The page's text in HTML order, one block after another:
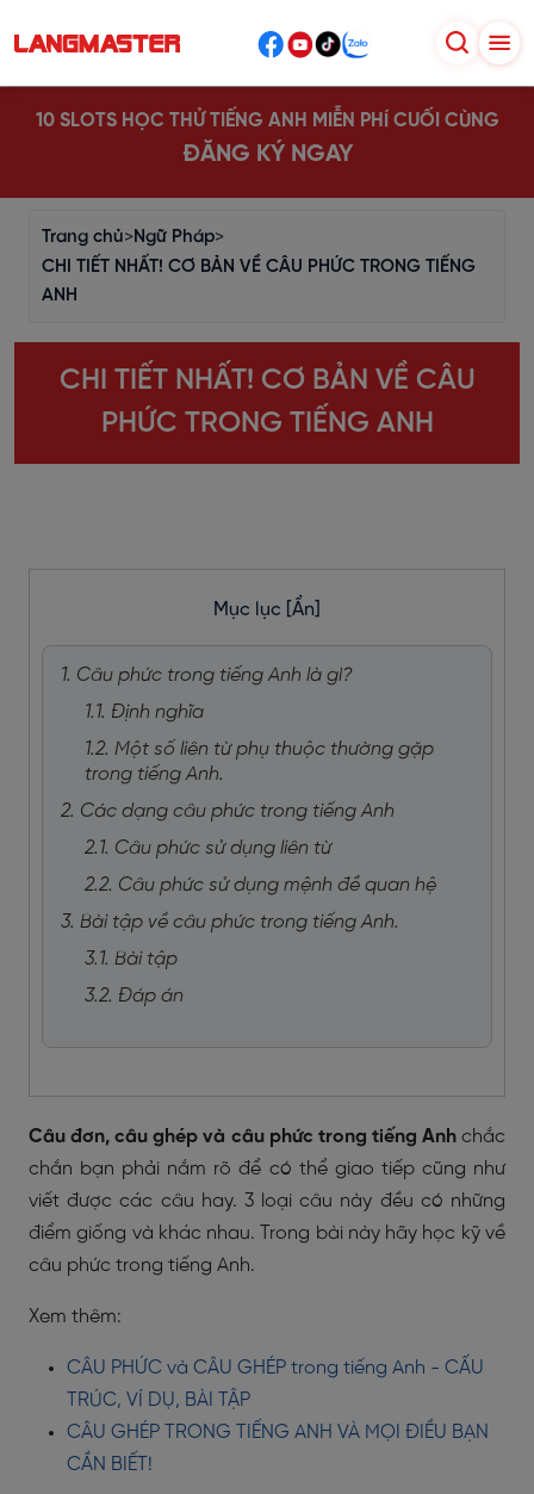
10 SLOTS HỌC THỬ TIẾNG ANH MIỄN PHÍ CUỐI CÙNG
ĐĂNG KÝ NGAY
Trang chủ>Ngữ Pháp>
CHI TIẾT NHẤT! CƠ BẢN VỀ CÂU PHỨC TRONG TIẾNG
ANH
CHI TIẾT NHẤT! CƠ BẢN VỀ CÂU
PHỨC TRONG TIẾNG ANH
Mục lục [Ẩn]
1. Câu phức trong tiếng Anh là gì?
1.1. Định nghĩa
1.2. Một số liên từ phụ thuộc thường gặp
trong tiếng Anh.
2. Các dạng câu phức trong tiếng Anh
2.1. Câu phức sử dụng liên từ
2.2. Câu phức sử dụng mệnh đề quan hệ
3. Bài tập về câu phức trong tiếng Anh.
3.1. Bài tập
3.2. Đáp án
Câu đơn, câu ghép và câu phức trong tiếng Anhchắc
chắn bạn phải nắm rõ để có thể giao tiếp cũng như
viết được các câu hay. 3 loại câu này đều có những
điểm giống và khác nhau. Trong bài này hãy học kỹ về
câu phức trong tiếng Anh.
Xem thêm:
CÂU PHỨC và CÂU GHÉP trong tiếng Anh - CẤU
TRÚC, VÍ DỤ, BÀI TẬP
CÂU GHÉP TRONG TIẾNG ANH VÀ MỌI ĐIỀU BẠN
CẦN BIẾT!